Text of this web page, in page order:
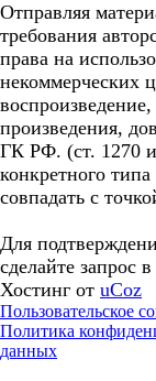
Отправляя
требования
права на
некоммерческих
произведения,
ГК РФ. (ст. 1270
конкретного
совпадать с
Для
сделайте запрос
Хостинг от uCoz
Пользовательское
Политика
данных